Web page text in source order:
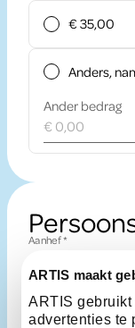
ARTIS maakt
ARTIS
advertenties te
€ 35,00
Anders,
Ander bedrag
verplicht veld
Aanhef*
verplicht veld
Voornaam
*
verplicht veld
Achternaam*